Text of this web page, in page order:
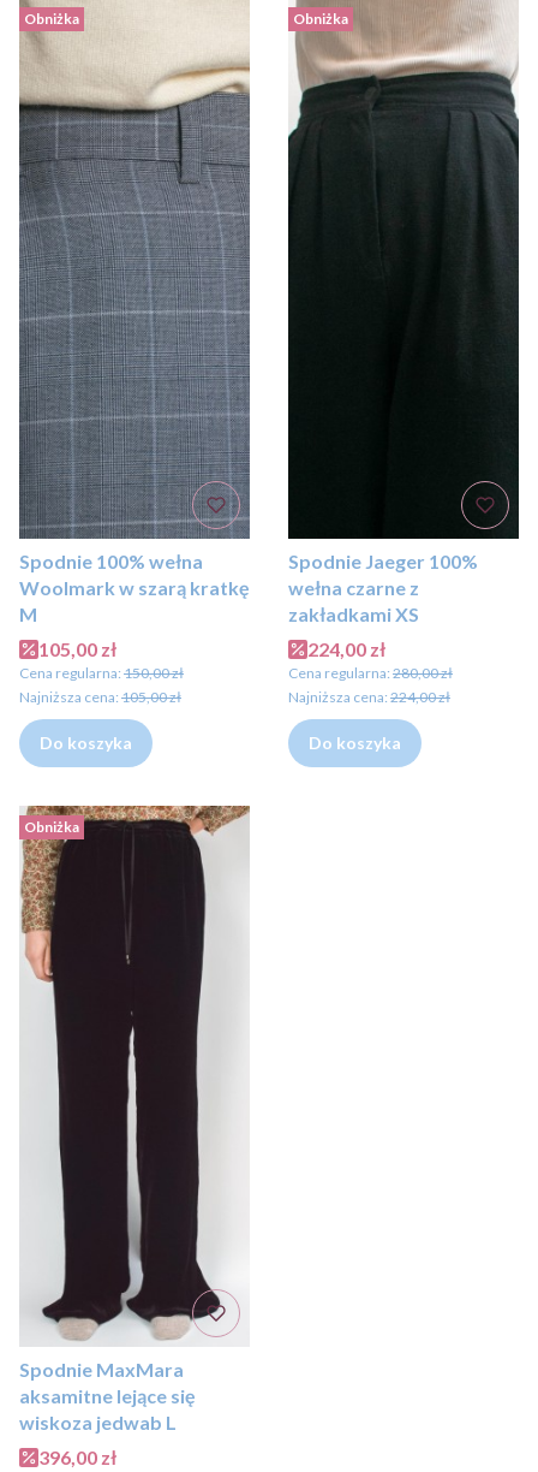
Obniżka
Spodnie 100% wełna
Woolmark w szarą kratkę
M
Cena promocyjna
105,00 zł
Cena regularna: 150,00 zł
Najniższa cena: 105,00 zł
Do koszyka
Obniżka
Spodnie Jaeger 100%
wełna czarne z
zakładkami XS
Cena promocyjna
224,00 zł
Cena regularna: 280,00 zł
Najniższa cena: 224,00 zł
Do koszyka
Obniżka
Spodnie MaxMara
aksamitne lejące się
wiskoza jedwab L
Cena promocyjna
396,00 zł